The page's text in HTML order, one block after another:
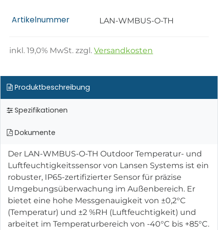
Artikelnummer LAN-WMBUS-O-TH
inkl.19,0% MwSt. zzgl.Versandkosten
Produktbeschreibung
Spezifikationen
Dokumente
Der LAN-WMBUS-O-TH Outdoor Temperatur- und
Luftfeuchtigkeitssensor von Lansen Systems ist ein
robuster, IP65-zertifizierter Sensor für präzise
Umgebungsüberwachung im Außenbereich. Er
bietet eine hohe Messgenauigkeit von ±0,2°C
(Temperatur) und ±2 %RH (Luftfeuchtigkeit) und
arbeitet im Temperaturbereich von -40°C bis +85°C.